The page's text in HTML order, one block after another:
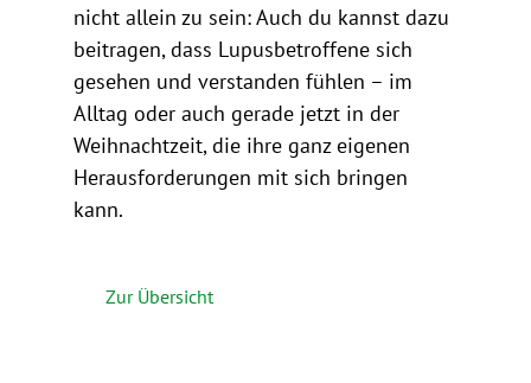
nicht allein zu sein: Auch du kannst dazu
beitragen, dass Lupusbetroffene sich
gesehen und verstanden fühlen – im
Alltag oder auch gerade jetzt in der
Weihnachtzeit, die ihre ganz eigenen
Herausforderungen mit sich bringen
kann.
Zur Übersicht